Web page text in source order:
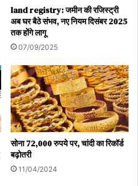
land registry: जमीन की रजिस्ट्री
अब घर बैठे संभव, नए नियम दिसंबर 2025
तक होंगे लागू
07/09/2025
सोना 72,000 रुपये पर, चांदी का रिकॉर्ड
बढ़ोतरी
11/04/2024